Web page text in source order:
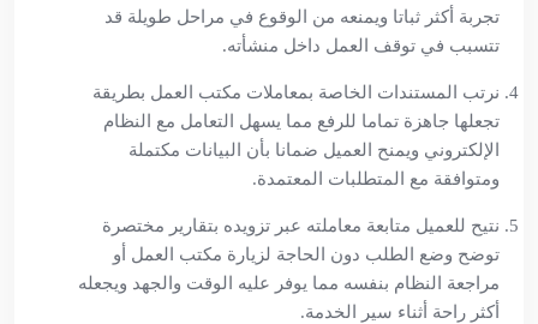
تجربة أكثر ثباتا ويمنعه من الوقوع في مراحل طويلة قد
تتسبب في توقف العمل داخل منشأته.
نرتب المستندات الخاصة بمعاملات مكتب العمل بطريقة
تجعلها جاهزة تماما للرفع مما يسهل التعامل مع النظام
الإلكتروني ويمنح العميل ضمانا بأن البيانات مكتملة
ومتوافقة مع المتطلبات المعتمدة.
نتيح للعميل متابعة معاملته عبر تزويده بتقارير مختصرة
توضح وضع الطلب دون الحاجة لزيارة مكتب العمل أو
مراجعة النظام بنفسه مما يوفر عليه الوقت والجهد ويجعله
أكثر راحة أثناء سير الخدمة.